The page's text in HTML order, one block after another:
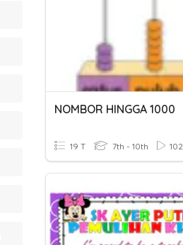
NOMBOR HINGGA 1000
19 T 7th - 10th 102